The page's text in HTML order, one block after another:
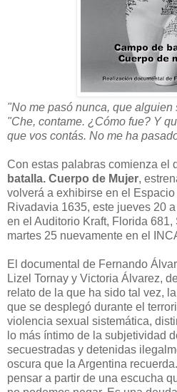
"No me pasó nunca, que alguien
"Che, contame. ¿Cómo fue? Y
que vos contás. No me ha
Con estas palabras comienza el
batalla. Cuerpo de Mujer,
volverá a exhibirse en el
Rivadavia 1635, este jueves 20
en el Auditorio Kraft, Florida 681,
martes 25 nuevamente en el
El documental de Fernando
Lizel Tornay y Victoria Álvarez,
relato de la que ha sido tal vez,
que se desplegó durante el
violencia sexual sistemática,
lo más íntimo de la subjetividad
secuestradas y detenidas
oscura que la Argentina
pensar a partir de una escucha